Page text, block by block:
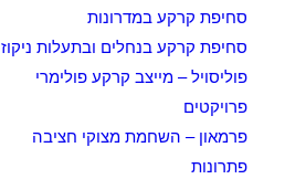
סחיפת קרקע במדרונות
סחיפת קרקע בנחלים ובתעלות ניקוז
פוליסויל – מייצב קרקע פולימרי
פרויקטים
פרמאון – השחמת מצוקי חציבה
פתרונות